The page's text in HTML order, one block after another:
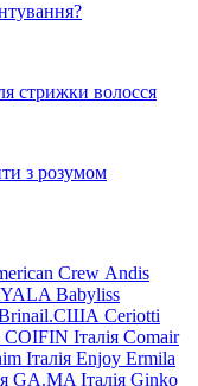
стрижки волосся
з розумом
Crew Andis
Babyliss
Ceriotti
COIFIN Італія Comair
Італія Enjoy Ermila
GA.MA Італія Ginko